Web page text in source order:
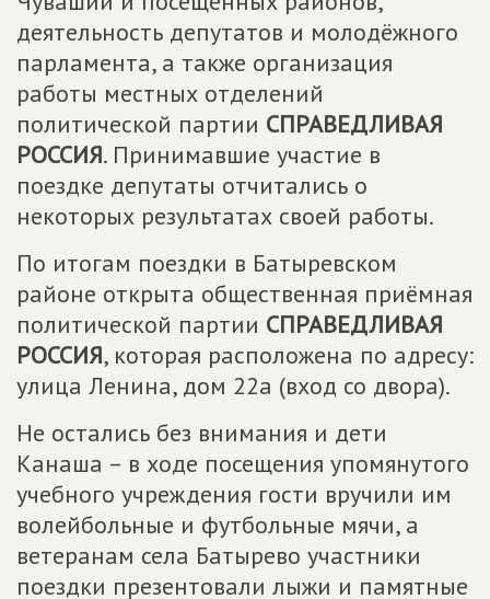
деятельность депутатов и молодёжного
парламента, а также организация
работы местных отделений
политической партии СПРАВЕДЛИВАЯ
РОССИЯ. Принимавшие участие в
поездке депутаты отчитались о
некоторых результатах своей работы.
По итогам поездки в Батыревском
районе открыта общественная приёмная
политической партии СПРАВЕДЛИВАЯ
РОССИЯ, которая расположена по адресу:
улица Ленина, дом 22а (вход со двора).
Не остались без внимания и дети
Канаша – в ходе посещения упомянутого
учебного учреждения гости вручили им
волейбольные и футбольные мячи, а
ветеранам села Батырево участники
поездки презентовали лыжи и памятные